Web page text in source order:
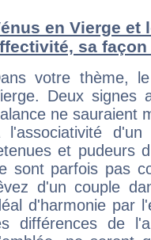
en Vierge et
sa
votre thème,
Deux signes
ne sauraient
l'associativité
et pudeurs
sont parfois pas
d'un couple
d'harmonie par
différences de